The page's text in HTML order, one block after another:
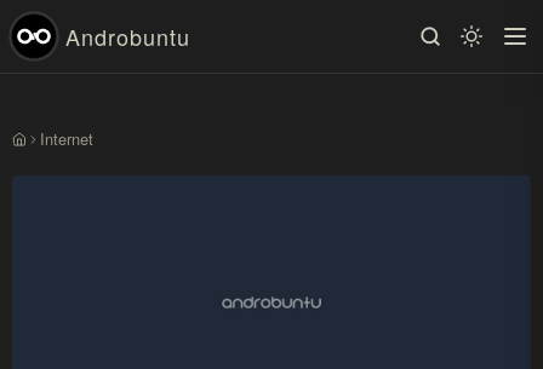
Androbuntu
BerandaInternet